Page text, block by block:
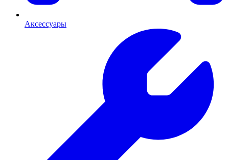
Аксессуары